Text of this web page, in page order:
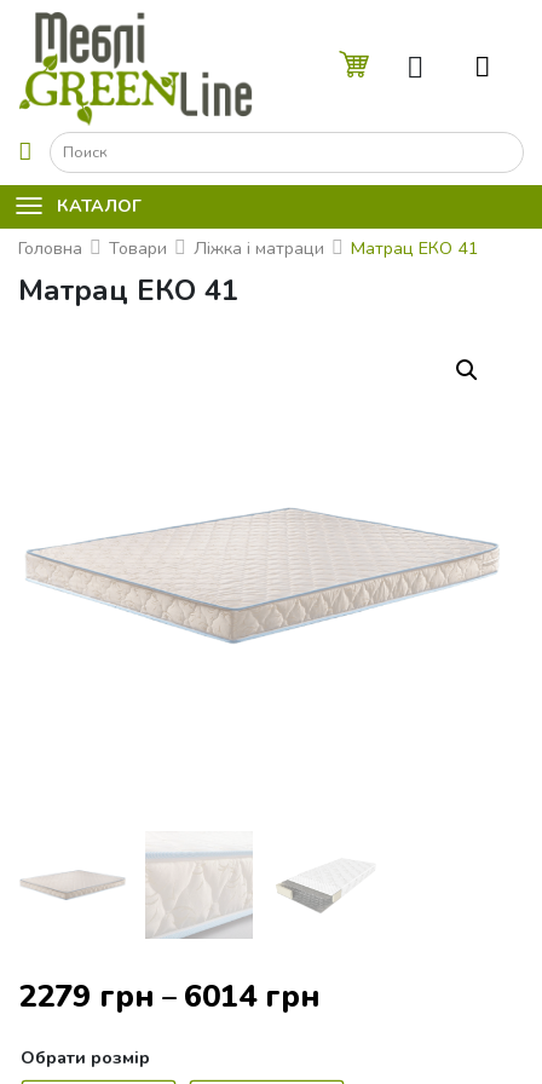
☰
КАТАЛОГ
Головна
Товари Ліжка і матраци Матрац ЕКО 41
Матрац ЕКО 41
2279 грн – 6014 грн
Обрати розмір